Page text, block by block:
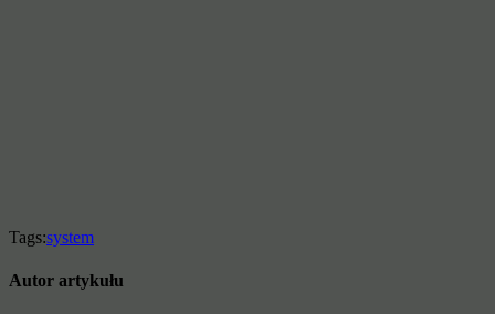
Tags:system
Autor artykułu